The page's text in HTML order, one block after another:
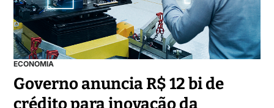
ECONOMIA
Governo anuncia R$ 12 bi de
crédito para inovação da